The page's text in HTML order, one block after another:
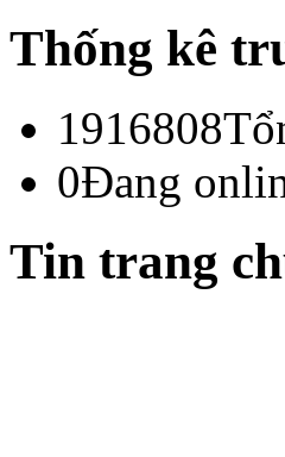
Thống kê
1916808
0Đang
Tin trang